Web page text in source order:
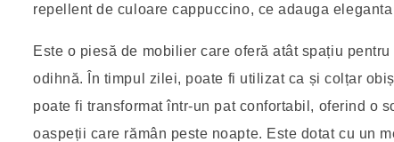
repellent de culoare cappuccino, ce adauga
Este o piesă de mobilier care oferă atât spațiu
odihnă. În timpul zilei, poate fi utilizat ca și colțar
poate fi transformat într-un pat confortabil, oferind o
oaspeții care rămân peste noapte. Este dotat cu un